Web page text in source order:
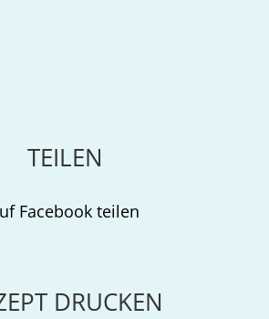
TEILEN
Facebook teilen
DRUCKEN